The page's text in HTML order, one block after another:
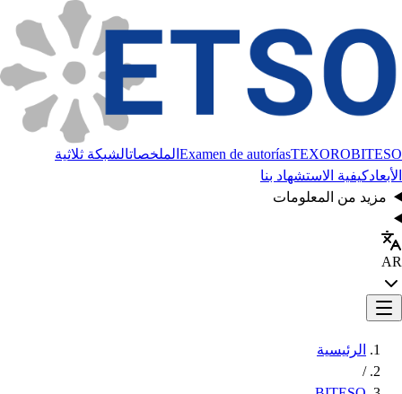
Examen de autoríasTEXOROBITESO الملخصاتالشبكة ثلاثية
الأبعادكيفية الاستشهاد بنا
مزيد من المعلومات
AR
الرئيسية
/